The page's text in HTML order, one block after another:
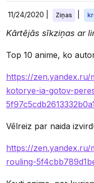
11/24/2020 Ziņas
Kārtējās sīkziņas ar
Top 10 anime, ko
https://zen.yandex.ru/
kotorye-ia-gotov-
Vēlreiz par naida
https://zen.yandex.ru/
rouling-